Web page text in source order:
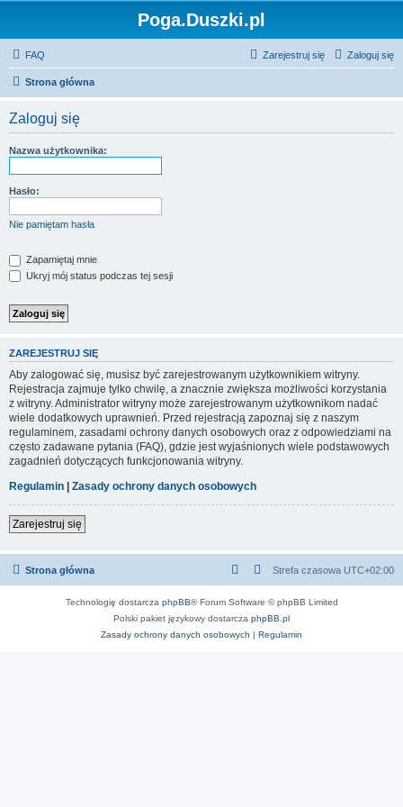
Poga.Duszki.pl
FAQ Zaloguj się
Zarejestruj się
Strona główna
Zaloguj się
Nazwa użytkownika:
Hasło:
Nie pamiętam hasła
Zapamiętaj mnie
Ukryj mój status podczas tej sesji
ZAREJESTRUJ SIĘ
Aby zalogować się, musisz być zarejestrowanym użytkownikiem witryny.
Rejestracja zajmuje tylko chwilę, a znacznie zwiększa możliwości korzystania
z witryny. Administrator witryny może zarejestrowanym użytkownikom nadać
wiele dodatkowych uprawnień. Przed rejestracją zapoznaj się z naszym
regulaminem, zasadami ochrony danych osobowych oraz z odpowiedziami na
często zadawane pytania (FAQ), gdzie jest wyjaśnionych wiele podstawowych
zagadnień dotyczących funkcjonowania witryny.
Regulamin | Zasady ochrony danych osobowych
Zarejestruj się
Strona główna Strefa czasowa UTC+02:00
Technologię dostarcza phpBB® Forum Software © phpBB Limited
Polski pakiet językowy dostarcza phpBB.pl
Zasady ochrony danych osobowych | Regulamin